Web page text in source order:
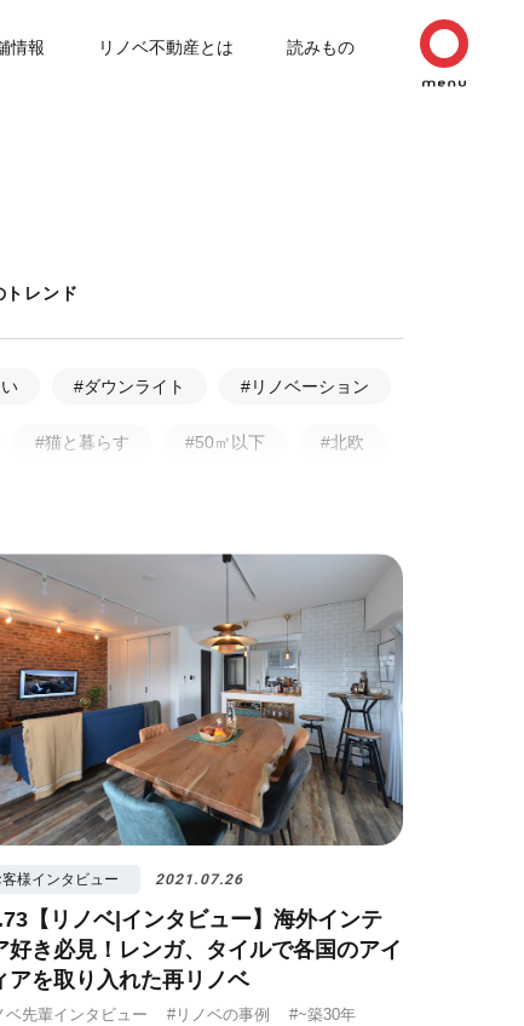
情報 リノベ不動産とは 読みもの
トレンド
#ダウンライト #リノベーション
#猫と暮らす #50㎡以下 #北欧
輩インタビュー #広みせ！
客様インタビュー 2021.07.26
【リノベ|インタビュー】海外インテ
好き必見！レンガ、タイルで各国のアイ
アを取り入れた再リノベ
ベ先輩インタビュー #リノベの事例
#~築30年